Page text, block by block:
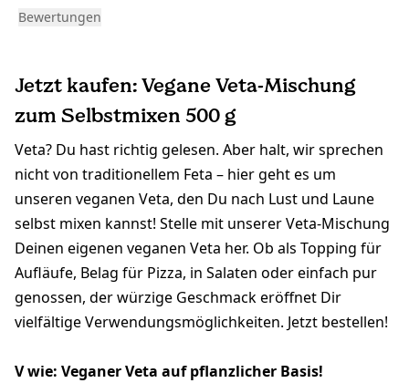
Bewertungen
Jetzt kaufen: Vegane Veta-Mischung
zum Selbstmixen 500 g
Veta? Du hast richtig gelesen. Aber halt, wir sprechen
nicht von traditionellem Feta – hier geht es um
unseren veganen Veta, den Du nach Lust und Laune
selbst mixen kannst! Stelle mit unserer Veta-Mischung
Deinen eigenen veganen Veta her. Ob als Topping für
Aufläufe, Belag für Pizza, in Salaten oder einfach pur
genossen, der würzige Geschmack eröffnet Dir
vielfältige Verwendungsmöglichkeiten. Jetzt bestellen!
V wie: Veganer Veta auf pflanzlicher Basis!